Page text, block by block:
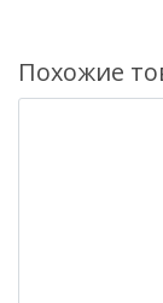
Похожие